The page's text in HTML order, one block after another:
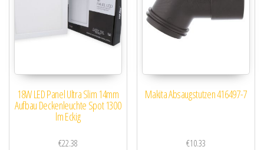
18W LED Panel Ultra Slim 14mm
Aufbau Deckenleuchte Spot 1300
lm Eckig
€22.38
Makita Absaugstutzen 416497-7
€10.33